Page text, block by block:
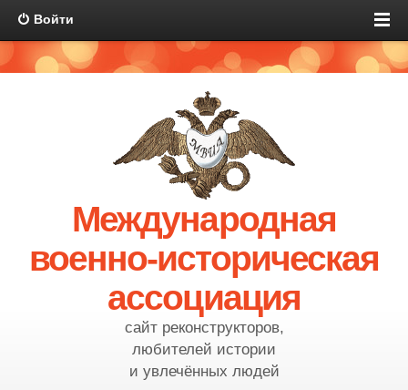
Войти
Международная
военно-историческая
ассоциация
сайт реконструкторов,
любителей истории
и увлечённых людей